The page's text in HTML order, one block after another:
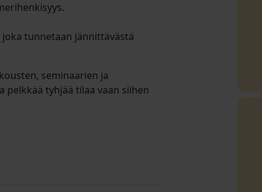
tunnetaan jännittävästä
seminaarien ja
pelkkää tyhjää tilaa vaan siihen